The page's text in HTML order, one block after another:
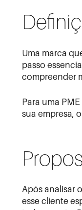
Uma marca
passo
compreender
Para uma
sua empresa,
Após analisar
esse cliente